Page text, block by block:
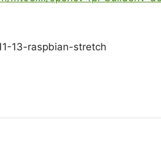
13-raspbian-stretch